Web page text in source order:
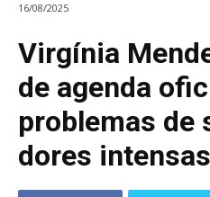
16/08/2025
Virgínia
de agenda
problemas de
dores intensas